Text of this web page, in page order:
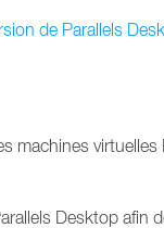
de Parallels
Desktop afin